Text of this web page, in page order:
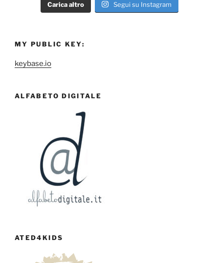
Carica altro Segui su Instagram
MY PUBLIC KEY:
keybase.io
ALFABETO DIGITALE
ATED4KIDS